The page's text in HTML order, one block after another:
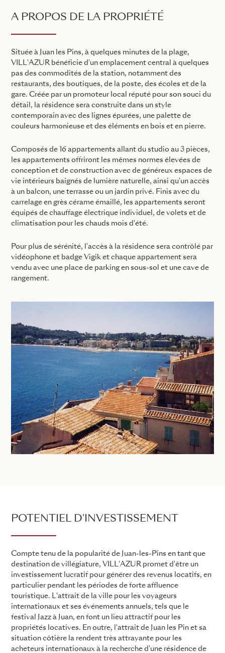
A PROPOS DE LA PROPRIÉTÉ
Située à Juan les Pins, à quelques minutes de la plage,
VILL'AZUR bénéficie d'un emplacement central à quelques
pas des commodités de la station, notamment des
restaurants, des boutiques, de la poste, des écoles et de la
gare. Créée par un promoteur local réputé pour son souci du
détail, la résidence sera construite dans un style
contemporain avec des lignes épurées, une palette de
couleurs harmonieuse et des éléments en bois et en pierre.
Composés de 16 appartements allant du studio au 3 pièces,
les appartements offriront les mêmes normes élevées de
conception et de construction avec de généreux espaces de
vie intérieurs baignés de lumière naturelle, ainsi qu'un accès
à un balcon, une terrasse ou un jardin privé. Finis avec du
carrelage en grès cérame émaillé, les appartements seront
équipés de chauffage électrique individuel, de volets et de
climatisation pour les chauds mois d'été.
Pour plus de sérénité, l'accès à la résidence sera contrôlé par
vidéophone et badge Vigik et chaque appartement sera
vendu avec une place de parking en sous-sol et une cave de
rangement.
POTENTIEL D'INVESTISSEMENT
Compte tenu de la popularité de Juan-les-Pins en tant que
destination de villégiature, VILL'AZUR promet d'être un
investissement lucratif pour générer des revenus locatifs, en
particulier pendant les périodes de forte affluence
touristique. L'attrait de la ville pour les voyageurs
internationaux et ses événements annuels, tels que le
festival Jazz à Juan, en font un lieu attractif pour les
propriétés locatives. En outre, l'attrait de Juan les Pin et sa
situation côtière la rendent très attrayante pour les
acheteurs internationaux à la recherche d'une résidence de